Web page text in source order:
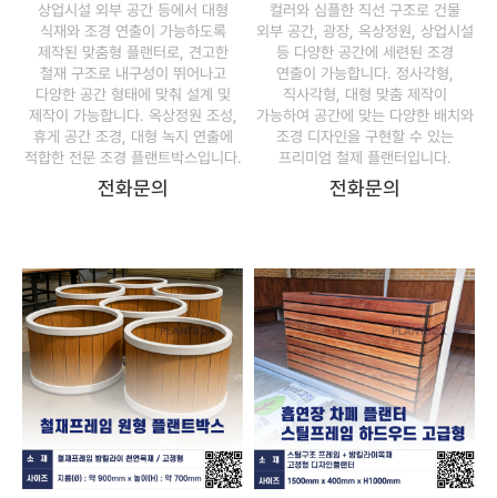
상업시설 외부 공간 등에서 대형
식재와 조경 연출이 가능하도록
제작된 맞춤형 플랜터로, 견고한
철재 구조로 내구성이 뛰어나고
다양한 공간 형태에 맞춰 설계 및
제작이 가능합니다. 옥상정원 조성,
휴게 공간 조경, 대형 녹지 연출에
적합한 전문 조경 플랜트박스입니다.
전화문의
컬러와 심플한 직선 구조로 건물
외부 공간, 광장, 옥상정원, 상업시설
등 다양한 공간에 세련된 조경
연출이 가능합니다. 정사각형,
직사각형, 대형 맞춤 제작이
가능하여 공간에 맞는 다양한 배치와
조경 디자인을 구현할 수 있는
프리미엄 철제 플랜터입니다.
전화문의